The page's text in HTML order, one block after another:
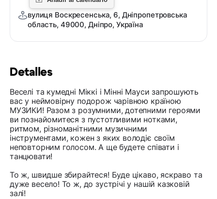
Detalles
Веселі та кумедні Міккі і Мінні Мауси запрошують
вас у неймовірну подорож чарівною країною
МУЗИКИ! Разом з розумними, дотепними героями
ви познайомитеся з пустотливими нотками,
ритмом, різноманітними музичними
інструментами, кожен з яких володіє своїм
неповторним голосом. А ще будете співати і
танцювати!
То ж, швидше збирайтеся! Буде цікаво, яскраво та
дуже весело! То ж, до зустрічі у нашій казковій
залі!
вулиця Воскресенська, 6, Дніпропетровська
область, 49000, Дніпро, Україна